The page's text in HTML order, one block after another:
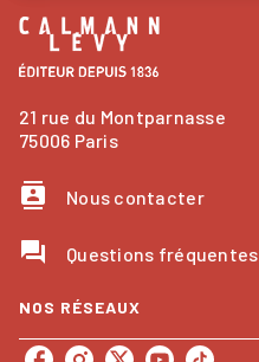
21 rue du Montparnasse
75006 Paris
contacts Nous contacter
question_answer Questions fréquentes
NOS RÉSEAUX